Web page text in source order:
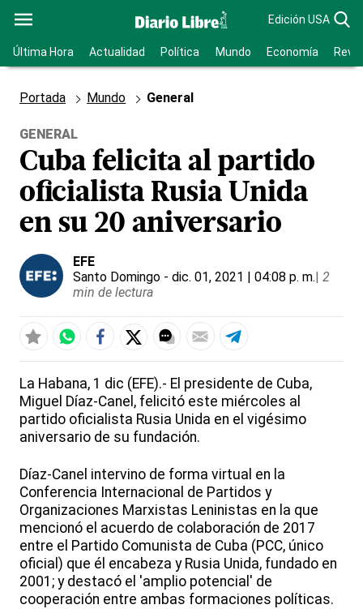
Edición USA
Última Hora Actualidad Política Mundo Economía
Portada Mundo General
GENERAL
Cuba felicita al partido
oficialista Rusia Unida
en su 20 aniversario
EFE
Santo Domingo - dic. 01, 2021 | 04:08 p. m.| 2
min de lectura
La Habana, 1 dic (EFE).- El presidente de Cuba,
Miguel Díaz-Canel, felicitó este miércoles al
partido oficialista Rusia Unida en el vigésimo
aniversario de su fundación.
Díaz-Canel intervino de forma virtual en la
Conferencia Internacional de Partidos y
Organizaciones Marxistas Leninistas en la que
mencionó el acuerdo de colaboración de 2017
entre el Partido Comunista de Cuba (PCC, único
oficial) que él encabeza y Rusia Unida, fundado en
2001; y destacó el 'amplio potencial' de
cooperación entre ambas formaciones políticas.